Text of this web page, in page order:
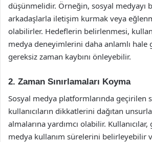
düşünmelidir. Örneğin, sosyal medyayı
arkadaşlarla iletişim kurmak veya
olabilirler. Hedeflerin belirlenmesi,
medya deneyimlerini daha anlamlı hale
gereksiz zaman kaybını önleyebilir.
2. Zaman Sınırlamaları Koyma
Sosyal medya platformlarında geçirilen
kullanıcıların dikkatlerini dağıtan
almalarına yardımcı olabilir.
medya kullanım sürelerini belirleyebilir